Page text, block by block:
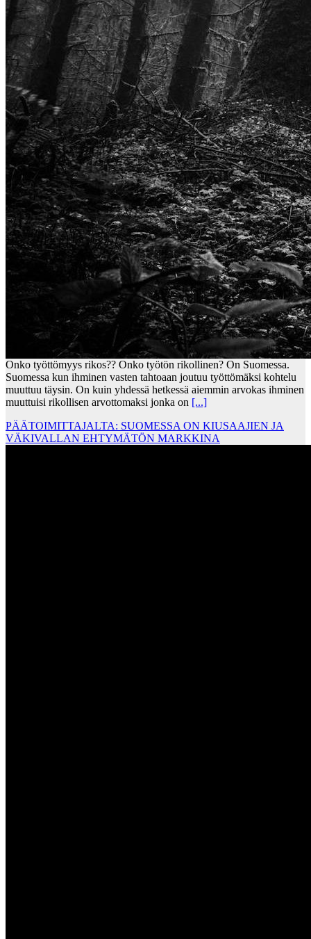
Onko työttömyys rikos?? Onko työtön rikollinen? On Suomessa.
Suomessa kun ihminen vasten tahtoaan joutuu työttömäksi kohtelu
muuttuu täysin. On kuin yhdessä hetkessä aiemmin arvokas ihminen
muuttuisi rikollisen arvottomaksi jonka on [...]
PÄÄTOIMITTAJALTA: SUOMESSA ON KIUSAAJIEN JA
VÄKIVALLAN EHTYMÄTÖN MARKKINA